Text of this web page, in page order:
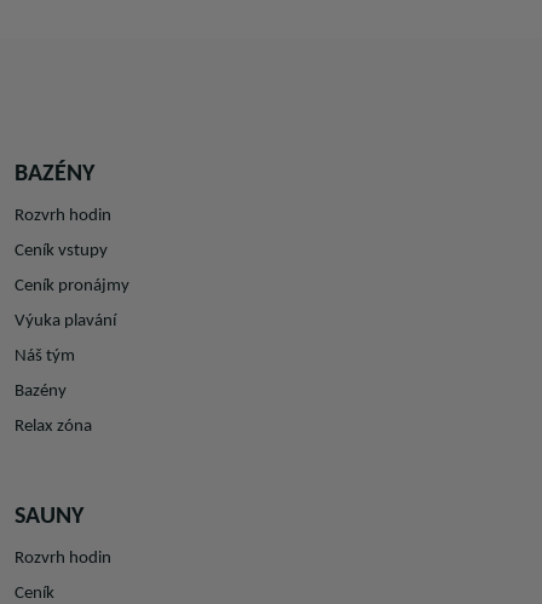
BAZÉNY
Rozvrh hodin
Ceník vstupy
Ceník pronájmy
Výuka plavání
Náš tým
Bazény
Relax zóna
SAUNY
Rozvrh hodin
Ceník